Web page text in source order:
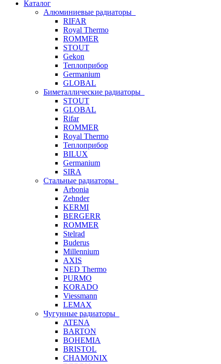
Каталог
Алюминиевые радиаторы
RIFAR
Royal Thermo
ROMMER
STOUT
Gekon
Теплоприбор
Germanium
GLOBAL
Биметаллические радиаторы
STOUT
GLOBAL
Rifar
ROMMER
Royal Thermo
Теплоприбор
BILUX
Germanium
SIRA
Стальные радиаторы
Arbonia
Zehnder
KERMI
BERGERR
ROMMER
Stelrad
Buderus
Millennium
AXIS
NED Thermo
PURMO
KORADO
Viessmann
LEMAX
Чугунные радиаторы
ATENA
BARTON
BOHEMIA
BRISTOL
CHAMONIX